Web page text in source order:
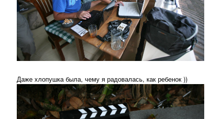
Даже хлопушка была, чему я радовалась, как ребенок ))